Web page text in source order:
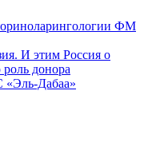
ФМ
И этим Россия о
донора
«Эль-Дабаа»